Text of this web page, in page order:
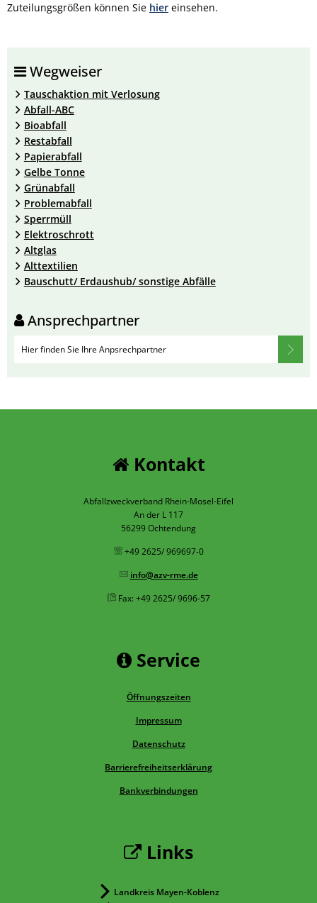
Zuteilungsgrößen können Sie hier einsehen.
Wegweiser
Tauschaktion mit Verlosung
Abfall-ABC
Bioabfall
Restabfall
Papierabfall
Gelbe Tonne
Grünabfall
Problemabfall
Sperrmüll
Elektroschrott
Altglas
Alttextilien
Bauschutt/ Erdaushub/ sonstige Abfälle
Ansprechpartner
Hier finden Sie Ihre Anpsrechpartner
Kontakt
Abfallzweckverband Rhein-Mosel-Eifel
An der L 117
56299 Ochtendung
+49 2625/ 969697-0
info@azv-rme.de
Fax: +49 2625/ 9696-57
Service
Öffnungszeiten
Impressum
Datenschutz
Barrierefreiheitserklärung
Bankverbindungen
Links
Landkreis Mayen-Koblenz